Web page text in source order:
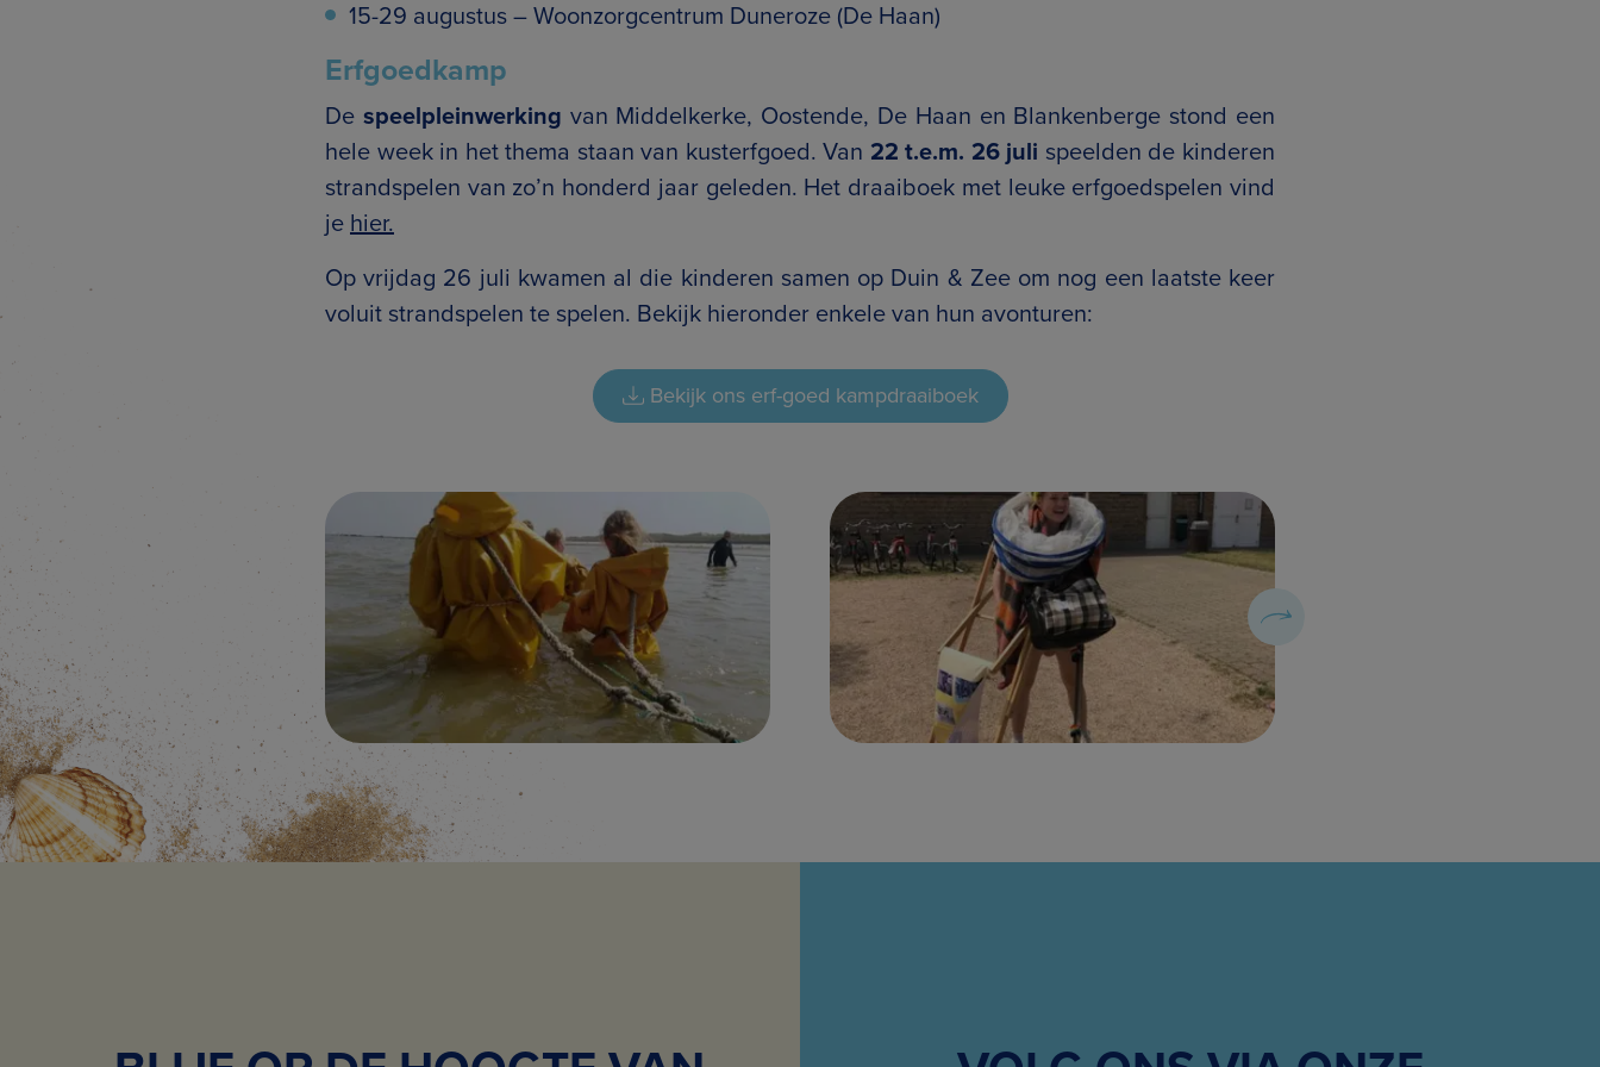
15-29 augustus – Woonzorgcentrum Duneroze (De Haan)
Erfgoedkamp
De speelpleinwerking van Middelkerke, Oostende, De Haan en Blankenberge stond een
hele week in het thema staan van kusterfgoed. Van 22 t.e.m. 26 juli speelden de kinderen
strandspelen van zo’n honderd jaar geleden. Het draaiboek met leuke erfgoedspelen vind
jehier.
Op vrijdag 26 juli kwamen al die kinderen samen op Duin & Zee om nog een laatste keer
voluit strandspelen te spelen. Bekijk hieronder enkele van hun avonturen:
Bekijk ons erf-goed kampdraaiboek